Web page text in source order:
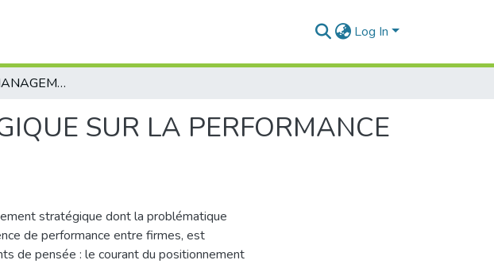
Log In
L’IMPACT DU MANAGEMENT STRATEGIQUE SUR LA PERFORMANCE DES PME ALGERIENNES
SUR LA PERFORMANCE
stratégique dont la problématique
de performance entre firmes, est
de pensée : le courant du positionnement